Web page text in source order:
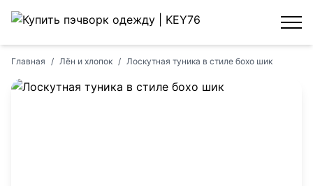
Главная / Лён и хлопок / Лоскутная туника в стиле бохо шик